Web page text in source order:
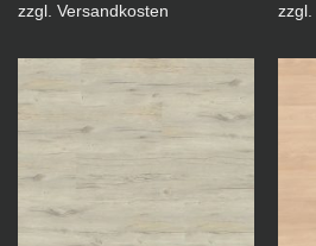
zzgl. Versandkosten zzgl.